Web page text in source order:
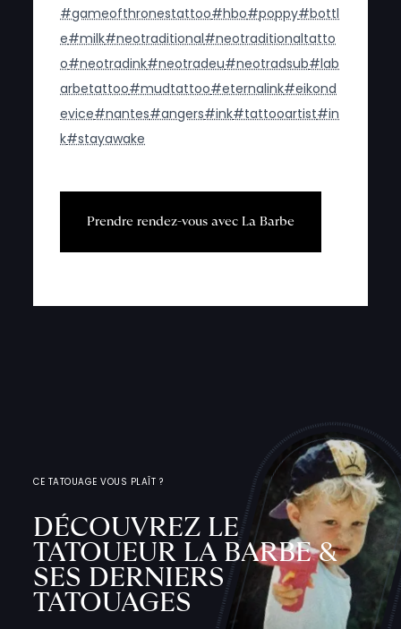
#gameofthronestattoo#hbo#poppy#bottl
e#milk#neotraditional#neotraditionaltatto
o#neotradink#neotradeu#neotradsub#lab
arbetattoo#mudtattoo#eternalink#eikond
evice#nantes#angers#ink#tattooartist#in
k#stayawake
Prendre rendez-vous avec La Barbe
CE TATOUAGE VOUS PLAÎT ?
DÉCOUVREZ LE
TATOUEUR LA BARBE &
SES DERNIERS
TATOUAGES